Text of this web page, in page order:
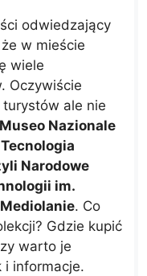
odwiedzający
w mieście
wiele
Oczywiście
turystów ale nie
Museo Nazionale
Narodowe
im.
. Co
Gdzie kupić
warto je
i informacje.